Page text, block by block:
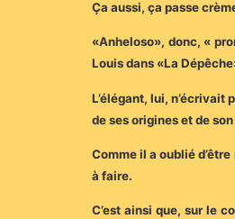
Ça aussi, ça passe
«Anheloso», donc, «
Louis dans «La
L’élégant, lui, n’écrivait
de ses origines et de
Comme il a oublié
à faire.
C’est ainsi que, sur le